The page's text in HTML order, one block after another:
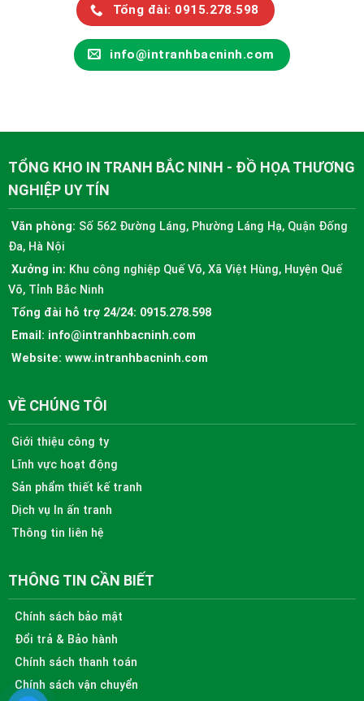
Tổng đài: 0915.278.598
info@intranhbacninh.com
TỔNG KHO IN TRANH BẮC NINH - ĐỒ HỌA THƯƠNG
NGHIỆP UY TÍN
Văn phòng: Số 562 Đường Láng, Phường Láng Hạ, Quận Đống
Đa, Hà Nội
Xưởng in: Khu công nghiệp Quế Võ, Xã Việt Hùng, Huyện Quế
Võ, Tỉnh Bắc Ninh
Tổng đài hỗ trợ 24/24: 0915.278.598
Email: info@intranhbacninh.com
Website: www.intranhbacninh.com
VỀ CHÚNG TÔI
Giới thiệu công ty
Lĩnh vực hoạt động
Sản phẩm thiết kế tranh
Dịch vụ In ấn tranh
Thông tin liên hệ
THÔNG TIN CẦN BIẾT
Chính sách bảo mật
Đổi trả & Bảo hành
Chính sách thanh toán
Chính sách vận chuyển